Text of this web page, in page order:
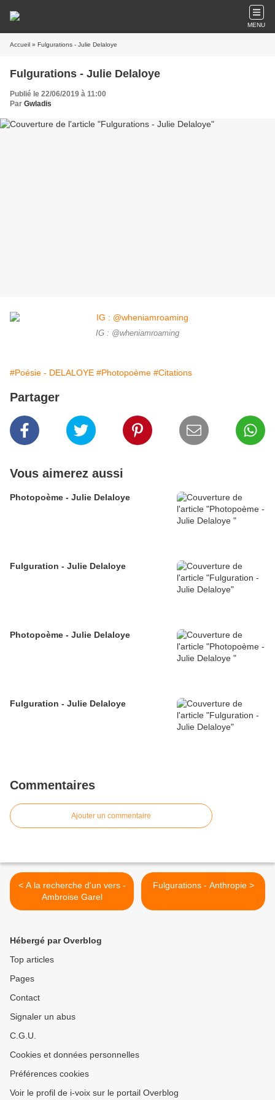
MENU
Accueil » Fulgurations - Julie Delaloye
Fulgurations - Julie Delaloye
Publié le 22/06/2019 à 11:00
Par Gwladis
IG : @wheniamroaming
#Poésie - DELALOYE #Photopoème #Citations
Partager
Vous aimerez aussi
Photopoème - Julie Delaloye
Fulguration - Julie Delaloye
Photopoème - Julie Delaloye
Fulguration - Julie Delaloye
Commentaires
Ajouter un commentaire
< A la recherche d'un vers -
Ambroise Garel
Fulgurations - Anthropie >
Hébergé par Overblog
Top articles
Pages
Contact
Signaler un abus
C.G.U.
Cookies et données personnelles
Préférences cookies
Voir le profil de i-voix sur le portail Overblog